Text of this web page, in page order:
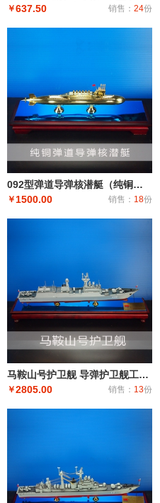
￥637.50 销售： 24份
092型弹道导弹核潜艇（纯铜）潜艇潜水艇军舰|潜水船|中型或小型（袖珍潜艇、潜水器）和水下自动机械装
￥ 1500.00 销售： 18份
马鞍山号护卫舰 导弹护卫舰工艺船航模纪念摆件展览收藏品送礼
￥2805.00 销售： 13份